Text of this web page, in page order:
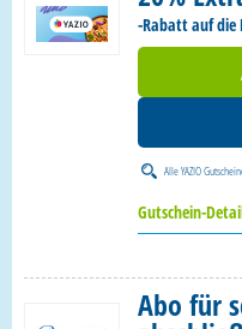
-Rabatt auf die
AlleYAZIO
Gutschein-
Abo für